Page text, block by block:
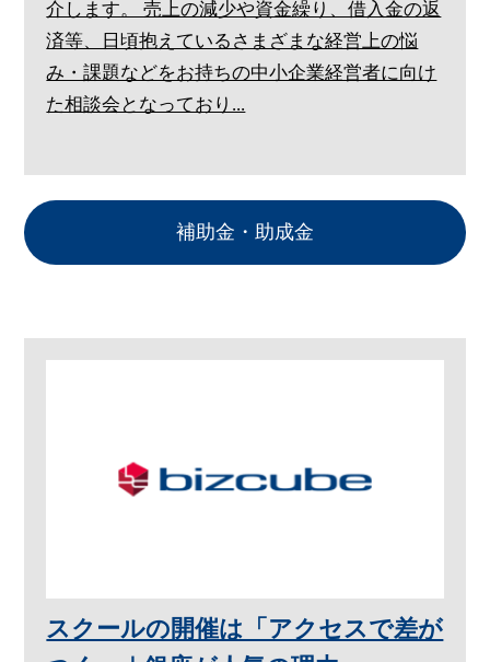
介します。 売上の減少や資金繰り、借入金の返
済等、日頃抱えているさまざまな経営上の悩
み・課題などをお持ちの中小企業経営者に向け
た相談会となっており...
補助金・助成金
スクールの開催は「アクセスで差が